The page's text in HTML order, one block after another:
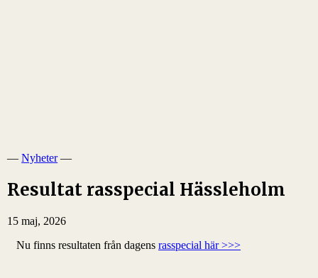
—Nyheter—
Resultat rasspecial Hässleholm
15 maj, 2026
Nu finns resultaten från dagens rasspecial här >>>